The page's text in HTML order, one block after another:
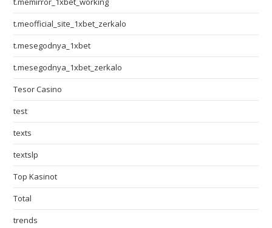
t.meofficial_site_1xbet_zerkalo
t.mesegodnya_1xbet
t.mesegodnya_1xbet_zerkalo
Tesor Casino
test
texts
textslp
Top Kasinot
Total
trends